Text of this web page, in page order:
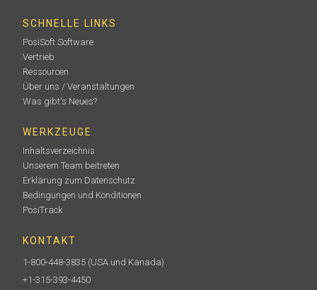
SCHNELLE LINKS
PosiSoft Software
Vertrieb
Ressourcen
Über uns / Veranstaltungen
Was gibt's Neues?
WERKZEUGE
Inhaltsverzeichnis
Unserem Team beitreten
Erklärung zum Datenschutz
Bedingungen und Konditionen
PosiTrack
KONTAKT
1-800-448-3835 (USA und Kanada)
+1-315-393-4450